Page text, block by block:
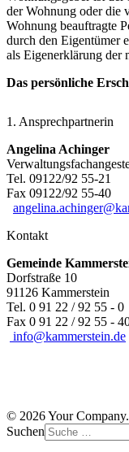
der Wohnung oder die
Wohnung beauftragte
durch den Eigentümer
als Eigenerklärung der
Das persönliche
1. Ansprechpartnerin
Angelina Achinger
Tel. 09122/92 55-21
Fax 09122/92 55-40
Kontakt
Gemeinde
Dorfstraße 10
91126 Kammerstein
Tel. 0 91 22 / 92 55 - 0
Fax 0 91 22 / 92 55 -
info@kammerstein.de
© 2026 Your
Suchen